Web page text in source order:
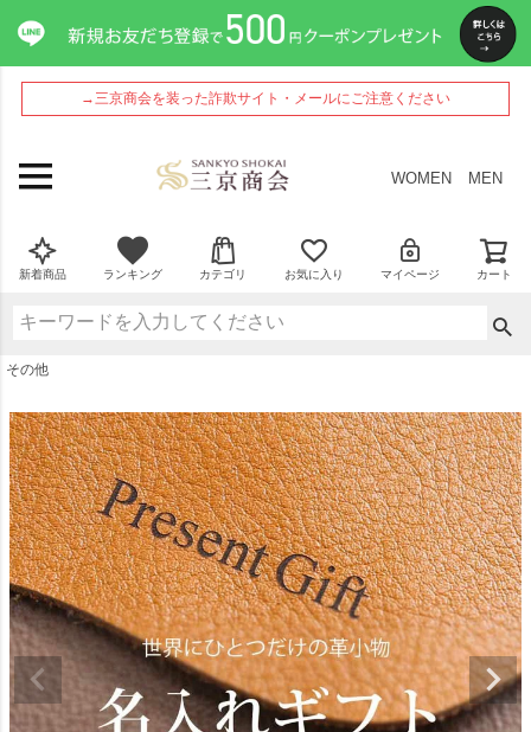
→三京商会を装った詐欺サイト・メールにご注意ください
WOMEN MEN
新着商品 ランキング カテゴリ お気に入り マイページ カート
その他
ペー
ジト
ップ
へ